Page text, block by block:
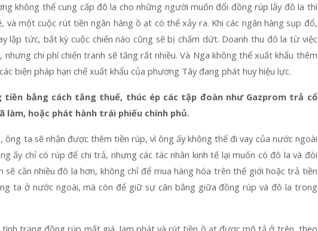
không thể cung cấp đô la cho những người muốn đổi đồng rúp lấy đô la thì
một cuộc rút tiền ngân hàng ồ ạt có thể xảy ra. Khi các ngân hàng sụp đổ,
lập tức, bất kỳ cuộc chiến nào cũng sẽ bị chấm dứt. Doanh thu đô la từ việc
nhưng chi phí chiến tranh sẽ tăng rất nhiều. Và Nga không thể xuất khẩu thêm
biện pháp hạn chế xuất khẩu của phương Tây đang phát huy hiệu lực.
tiền bằng cách tăng thuế, thúc ép các tập đoàn như Gazprom trả cổ
hoặc phát hành trái phiếu chính phủ.
ta sẽ nhận được thêm tiền rúp, vì ông ấy không thể đi vay của nước ngoài
ấy chỉ có rúp để chi trả, nhưng các tác nhân kinh tế lại muốn có đô la và đòi
sẽ cần nhiều đô la hơn, không chỉ để mua hàng hóa trên thế giới hoặc trả tiền
ta ở nước ngoài, mà còn để giữ sự cân bằng giữa đồng rúp và đô la trong
tình trạng đồng rúp mất giá, lạm phát và rút tiền ồ ạt được mô tả ở trên, theo